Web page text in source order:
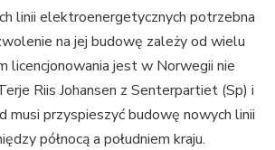
linii elektroenergetycznych potrzebna
na jej budowę zależy od wielu
licencjonowania jest w Norwegii nie
Riis Johansen z Senterpartiet (Sp) i
musi przyspieszyć budowę nowych linii
północą a południem kraju.